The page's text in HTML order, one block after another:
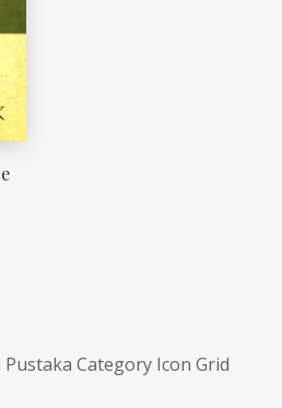
Category Icon Grid